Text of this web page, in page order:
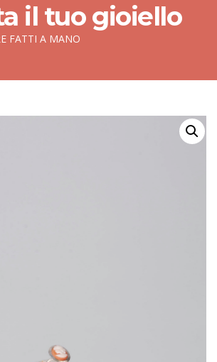
il tuo gioiello
FATTI A MANO